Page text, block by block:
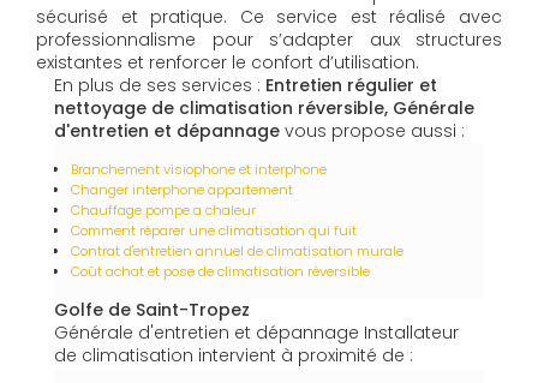
sécurisé et pratique. Ce service est réalisé avec
professionnalisme pour s’adapter aux structures
existantes et renforcer le confort d’utilisation.
En plus de ses services : Entretien régulier et
nettoyage de climatisation réversible, Générale
d'entretien et dépannage vous propose aussi :
Branchement visiophone et interphone
Changer interphone appartement
Chauffage pompe a chaleur
Comment réparer une climatisation qui fuit
Contrat d'entretien annuel de climatisation murale
Coût achat et pose de climatisation réversible
Golfe de Saint-Tropez
Générale d'entretien et dépannage Installateur
de climatisation intervient à proximité de :